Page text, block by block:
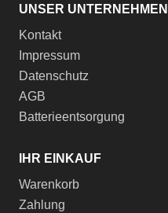
UNSER UNTERNEHMEN
Kontakt
Impressum
Datenschutz
AGB
Batterieentsorgung
IHR EINKAUF
Warenkorb
Zahlung